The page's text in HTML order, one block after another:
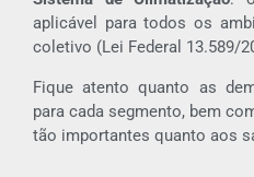
aplicável para todos os
coletivo (Lei Federal 13.589/
Fique atento quanto as
para cada segmento, bem
tão importantes quanto aos